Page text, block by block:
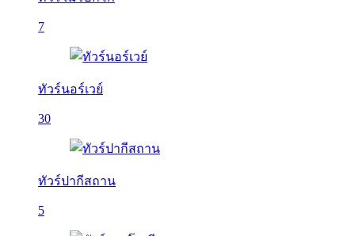
7
ทัวร์นอร์เวย์
30
ทัวร์ปากีสถาน
5